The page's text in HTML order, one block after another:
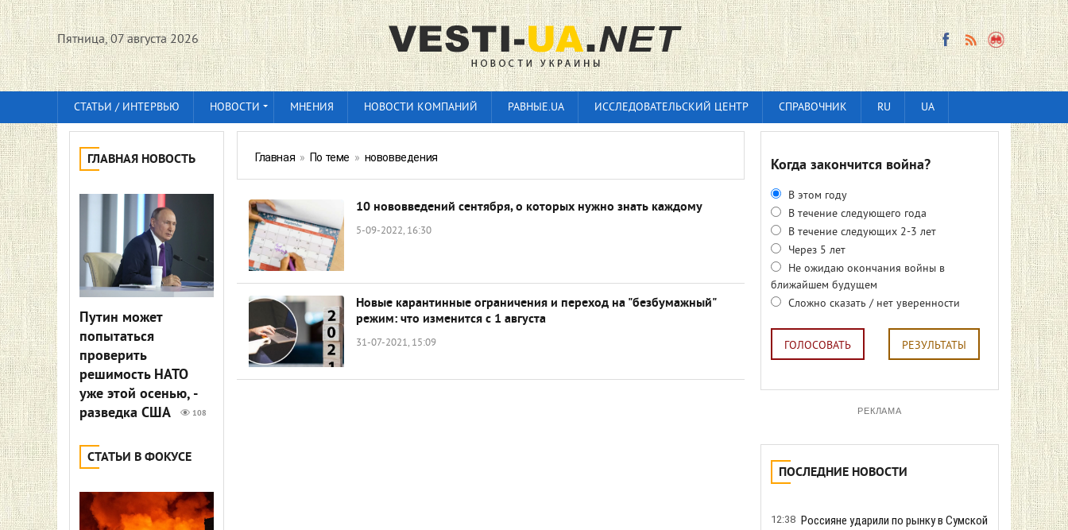
Пятница, 07 августа 2026
СТАТЬИ / ИНТЕРВЬЮ НОВОСТИ МНЕНИЯ НОВОСТИ КОМПАНИЙ РАВНЫЕ.UA ИССЛЕДОВАТЕЛЬСКИЙ ЦЕНТР СПРАВОЧНИК RU UA
ГЛАВНАЯ НОВОСТЬ
Путин может
попытаться
проверить
решимость НАТО
уже этой осенью, -
разведка США
108
СТАТЬИ В ФОКУСЕ
Главная » По теме » нововведения
10 нововведений сентября, о которых нужно знать каждому
5-09-2022, 16:30
Новые карантинные ограничения и переход на "безбумажный"
режим: что изменится с 1 августа
31-07-2021, 15:09
Когда закончится война?
В этом году
В течение следующего года
В течение следующих 2-3 лет
Через 5 лет
Не ожидаю окончания войны в
ближайшем будущем
Сложно сказать / нет уверенности
ГОЛОСОВАТЬ РЕЗУЛЬТАТЫ
РЕКЛАМА
ПОСЛЕДНИЕ НОВОСТИ
12:38 Россияне ударили по рынку в Сумской